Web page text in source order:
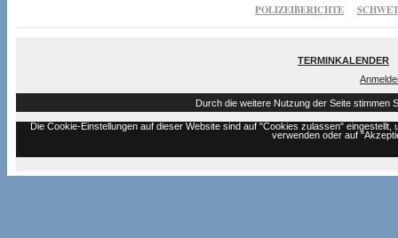
POLIZEIBERICHTE
TERMINKALENDER
Durch die weitere Nutzung der Seite stimmen
Die Cookie-Einstellungen auf dieser Website sind auf "Cookies zulassen"
verwenden oder auf